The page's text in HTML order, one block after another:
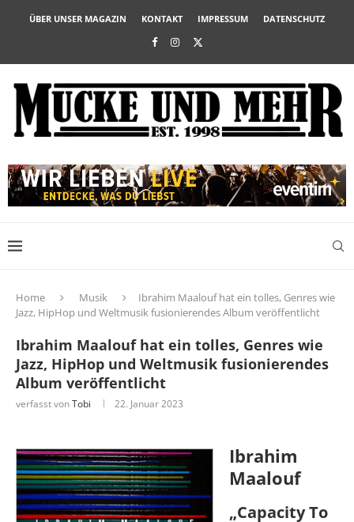
ÜBER UNSER MAGAZIN KONTAKT IMPRESSUM DATENSCHUTZ
Home Musik
Ibrahim Maalouf hat ein tolles, Genres wie
Jazz, HipHop und Weltmusik fusionierendes Album veröffentlicht
Ibrahim Maalouf hat ein tolles, Genres wie
Jazz, HipHop und Weltmusik fusionierendes
Album veröffentlicht
verfasst vonTobi 22. Januar 2023
Ibrahim
Maalouf
„Capacity To